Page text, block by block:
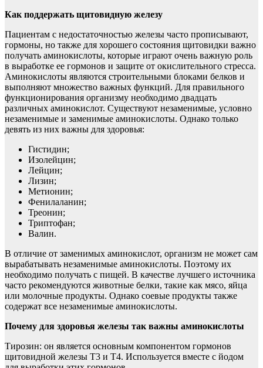
Как поддержать щитовидную железу
Пациентам с недостаточностью железы часто прописывают,
гормоны, но также для хорошего состояния щитовидки важно
получать аминокислоты, которые играют очень важную роль
в выработке ее гормонов и защите от окислительного стресса.
Аминокислоты являются строительными блоками белков и
выполняют множество важных функций. Для правильного
функционирования организму необходимо двадцать
различных аминокислот. Существуют незаменимые, условно
незаменимые и заменимые аминокислоты. Однако только
девять из них важны для здоровья:
Гистидин;
Изолейцин;
Лейцин;
Лизин;
Метионин;
Фенилаланин;
Треонин;
Триптофан;
Валин.
В отличие от заменимых аминокислот, организм не может сам
вырабатывать незаменимые аминокислоты. Поэтому их
необходимо получать с пищей. В качестве лучшего источника
часто рекомендуются животные белки, такие как мясо, яйца
или молочные продукты. Однако соевые продукты также
содержат все незаменимые аминокислоты.
Почему для здоровья железы так важны аминокислоты
Тирозин: он является основным компонентом гормонов
щитовидной железы Т3 и Т4. Используется вместе с йодом